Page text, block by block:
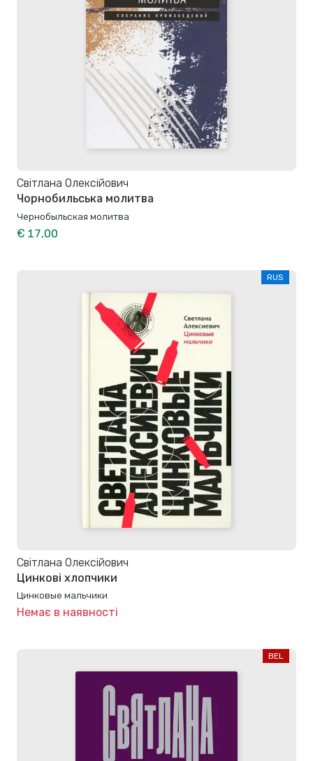
Світлана Олексійович
Чорнобильська молитва
Чернобыльская молитва
€ 17,00
RUS
Світлана Олексійович
Цинкові хлопчики
Цинковые мальчики
Немає в наявності
BEL